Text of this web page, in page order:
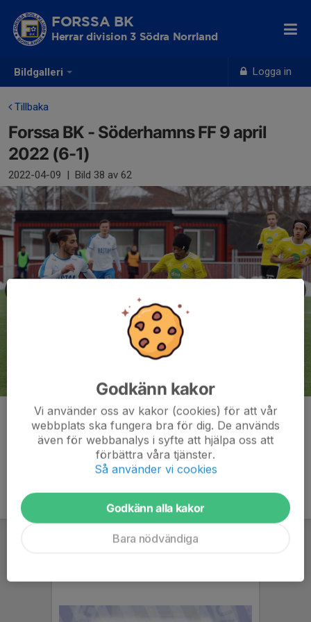
Bildgalleri Logga in
FORSSA BK
Herrar division 3 Södra Norrland
Tillbaka
Forssa BK - Söderhamns FF 9 april
2022 (6-1)
2022-04-09 | Bild 38 av 62
Kommentarer
Godkänn kakor
Vi använder oss av kakor (cookies) för att vår
webbplats ska fungera bra för dig. De används
även för webbanalys i syfte att hjälpa oss att
förbättra våra tjänster.
Så använder vi cookies
Godkänn alla kakor
Bara nödvändiga